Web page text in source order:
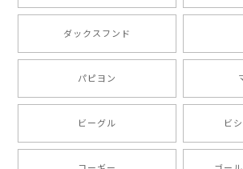
ったです。 ご連絡が取りづらい点だけ
ましたが、商品の素敵さでチャラです
い。ありがとうございます。
2024/10/28
ダックスフンド
パピヨン
ビーグル ビ